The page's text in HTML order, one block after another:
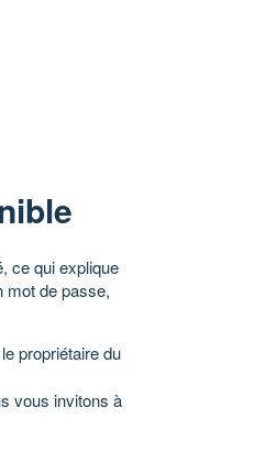
ce qui explique
mot de passe,
propriétaire du
vous invitons à